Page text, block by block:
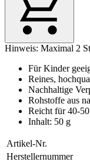
Hinweis: Maximal 2
Für Kinder
Reines,
Nachhaltige
Rohstoffe aus
Reicht für 40-
Inhalt: 50 g
Artikel-Nr.
Herstellernummer